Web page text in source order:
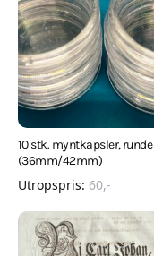
10 stk. myntkapsler, runde
(36mm/42mm)
Utropspris: 60,-